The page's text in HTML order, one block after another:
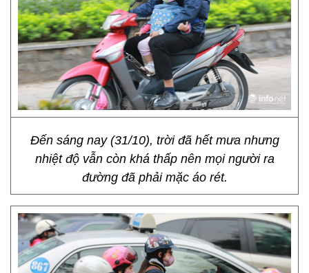
Đến sáng nay (31/10), trời đã hết mưa nhưng
nhiệt độ vẫn còn khá thấp nên mọi người ra
đường đã phải mặc áo rét.